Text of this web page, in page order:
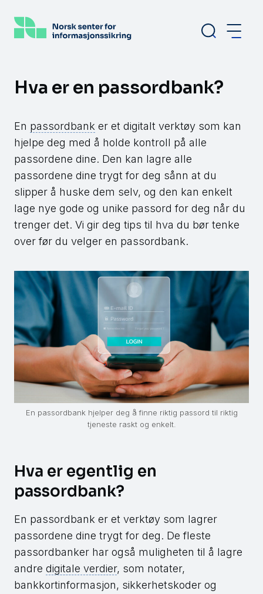
hovedinnhold
Hva er en passordbank?
En passordbank er et digitalt verktøy som kan
hjelpe deg med å holde kontroll på alle
passordene dine. Den kan lagre alle
passordene dine trygt for deg sånn at du
slipper å huske dem selv, og den kan enkelt
lage nye gode og unike passord for deg når du
trenger det. Vi gir deg tips til hva du bør tenke
over før du velger en passordbank.
En passordbank hjelper deg å finne riktig passord til riktig
tjeneste raskt og enkelt.
Hva er egentlig en
passordbank?
En passordbank er et verktøy som lagrer
passordene dine trygt for deg. De fleste
passordbanker har også muligheten til å lagre
andre digitale verdier, som notater,
bankkortinformasjon, sikkerhetskoder og